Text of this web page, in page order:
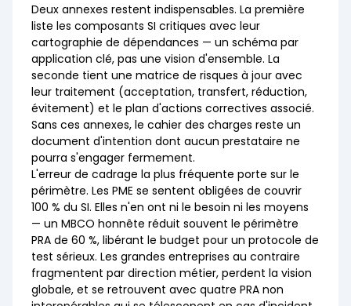
Deux annexes restent indispensables. La première
liste les composants SI critiques avec leur
cartographie de dépendances — un schéma par
application clé, pas une vision d'ensemble. La
seconde tient une matrice de risques à jour avec
leur traitement (acceptation, transfert, réduction,
évitement) et le plan d'actions correctives associé.
Sans ces annexes, le cahier des charges reste un
document d'intention dont aucun prestataire ne
pourra s'engager fermement.
L'erreur de cadrage la plus fréquente porte sur le
périmètre. Les PME se sentent obligées de couvrir
100 % du SI. Elles n'en ont ni le besoin ni les moyens
— un MBCO honnête réduit souvent le périmètre
PRA de 60 %, libérant le budget pour un protocole de
test sérieux. Les grandes entreprises au contraire
fragmentent par direction métier, perdent la vision
globale, et se retrouvent avec quatre PRA non